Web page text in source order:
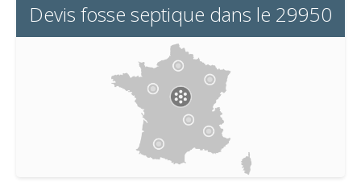
Devis fosse septique dans le 29950